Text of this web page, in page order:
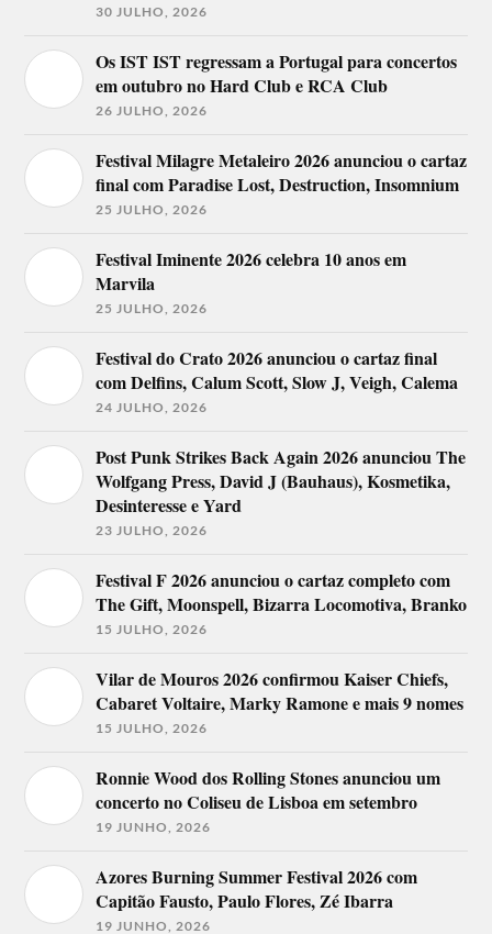
30 JULHO, 2026
Os IST IST regressam a Portugal para concertos
em outubro no Hard Club e RCA Club
26 JULHO, 2026
Festival Milagre Metaleiro 2026 anunciou o cartaz
final com Paradise Lost, Destruction, Insomnium
25 JULHO, 2026
Festival Iminente 2026 celebra 10 anos em
Marvila
25 JULHO, 2026
Festival do Crato 2026 anunciou o cartaz final
com Delfins, Calum Scott, Slow J, Veigh, Calema
24 JULHO, 2026
Post Punk Strikes Back Again 2026 anunciou The
Wolfgang Press, David J (Bauhaus), Kosmetika,
Desinteresse e Yard
23 JULHO, 2026
Festival F 2026 anunciou o cartaz completo com
The Gift, Moonspell, Bizarra Locomotiva, Branko
15 JULHO, 2026
Vilar de Mouros 2026 confirmou Kaiser Chiefs,
Cabaret Voltaire, Marky Ramone e mais 9 nomes
15 JULHO, 2026
Ronnie Wood dos Rolling Stones anunciou um
concerto no Coliseu de Lisboa em setembro
19 JUNHO, 2026
Azores Burning Summer Festival 2026 com
Capitão Fausto, Paulo Flores, Zé Ibarra
19 JUNHO, 2026